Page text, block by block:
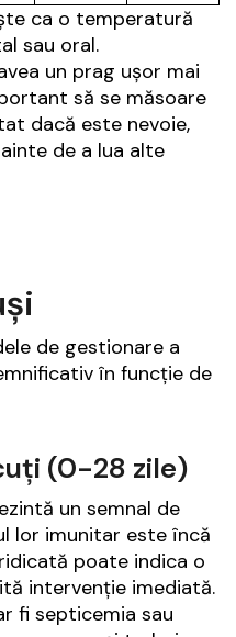
ca o temperatură
sau oral.
un prag ușor mai
să se măsoare
dacă este nevoie,
de a lua alte
de gestionare a
în funcție de
(0-28 zile)
un semnal de
lor imunitar este încă
poate indica o
intervenție imediată.
fi septicemia sau